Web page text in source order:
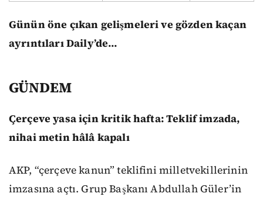
Günün öne çıkan gelişmeleri ve gözden kaçan
ayrıntıları Daily’de…
GÜNDEM
Çerçeve yasa için kritik hafta: Teklif imzada,
nihai metin hâlâ kapalı
AKP, “çerçeve kanun” teklifini milletvekillerinin
imzasına açtı. Grup Başkanı Abdullah Güler’in